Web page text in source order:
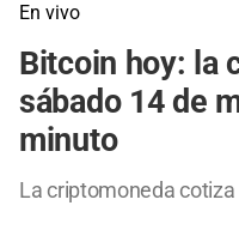
En vivo
Bitcoin hoy: la
sábado 14 de
minuto
La criptomoneda cotiza